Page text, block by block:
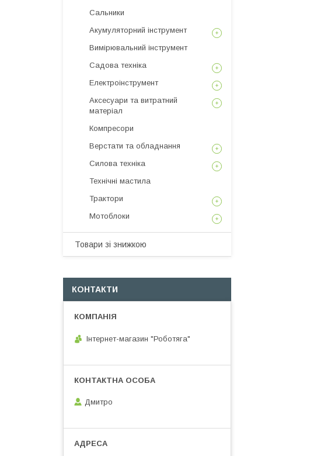
Сальники
Акумуляторний інструмент
Вимірювальний інструмент
Садова техніка
Електроінструмент
Аксесуари та витратний
матеріал
Компресори
Верстати та обладнання
Силова техніка
Технічні мастила
Трактори
Мотоблоки
Товари зі знижкою
КОНТАКТИ
Інтернет-магазин "Роботяга"
Дмитро